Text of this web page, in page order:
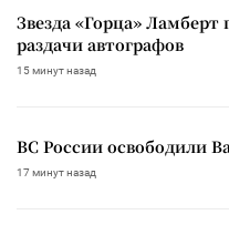
Звезда «Горца» Ламберт
раздачи автографов
15 минут назад
ВС России освободили
17 минут назад